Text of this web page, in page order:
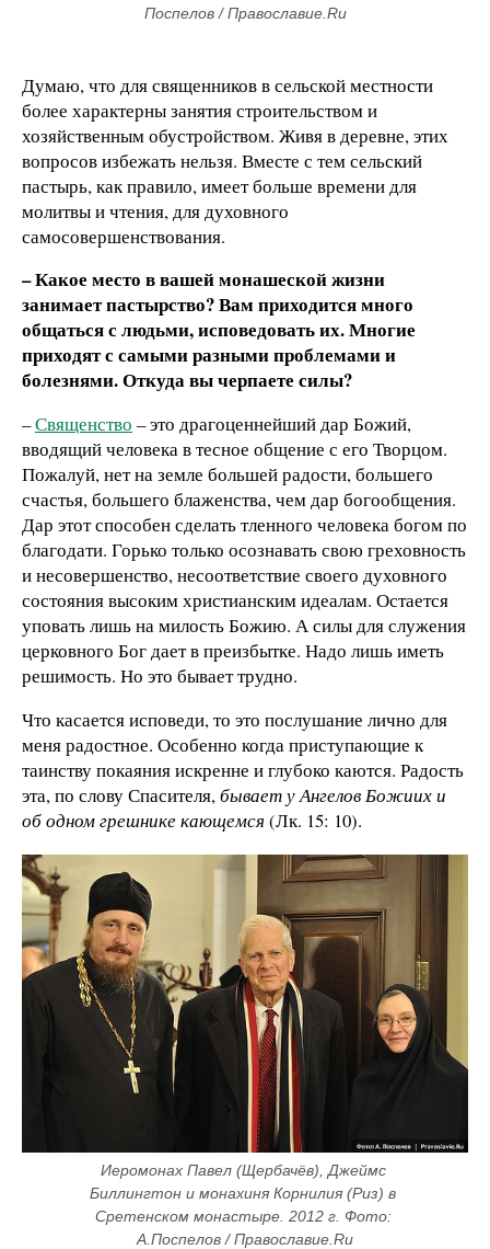
Поспелов / Православие.Ru
Думаю, что для священников в сельской местности
более характерны занятия строительством и
хозяйственным обустройством. Живя в деревне, этих
вопросов избежать нельзя. Вместе с тем сельский
пастырь, как правило, имеет больше времени для
молитвы и чтения, для духовного
самосовершенствования.
– Какое место в вашей монашеской жизни
занимает пастырство? Вам приходится много
общаться с людьми, исповедовать их. Многие
приходят с самыми разными проблемами и
болезнями. Откуда вы черпаете силы?
–Священство – это драгоценнейший дар Божий,
вводящий человека в тесное общение с его Творцом.
Пожалуй, нет на земле большей радости, большего
счастья, большего блаженства, чем дар богообщения.
Дар этот способен сделать тленного человека богом по
благодати. Горько только осознавать свою греховность
и несовершенство, несоответствие своего духовного
состояния высоким христианским идеалам. Остается
уповать лишь на милость Божию. А силы для служения
церковного Бог дает в преизбытке. Надо лишь иметь
решимость. Но это бывает трудно.
Что касается исповеди, то это послушание лично для
меня радостное. Особенно когда приступающие к
таинству покаяния искренне и глубоко каются. Радость
эта, по слову Спасителя,бывает у Ангелов Божиих и
об одном грешнике кающемся (Лк. 15: 10).
Иеромонах Павел (Щербачёв), Джеймс
Биллингтон и монахиня Корнилия (Риз) в
Сретенском монастыре. 2012 г. Фото:
А.Поспелов / Православие.Ru